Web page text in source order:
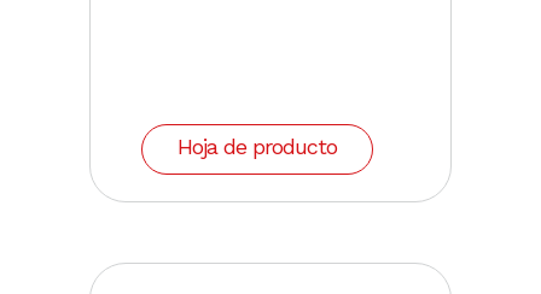
Hoja de producto